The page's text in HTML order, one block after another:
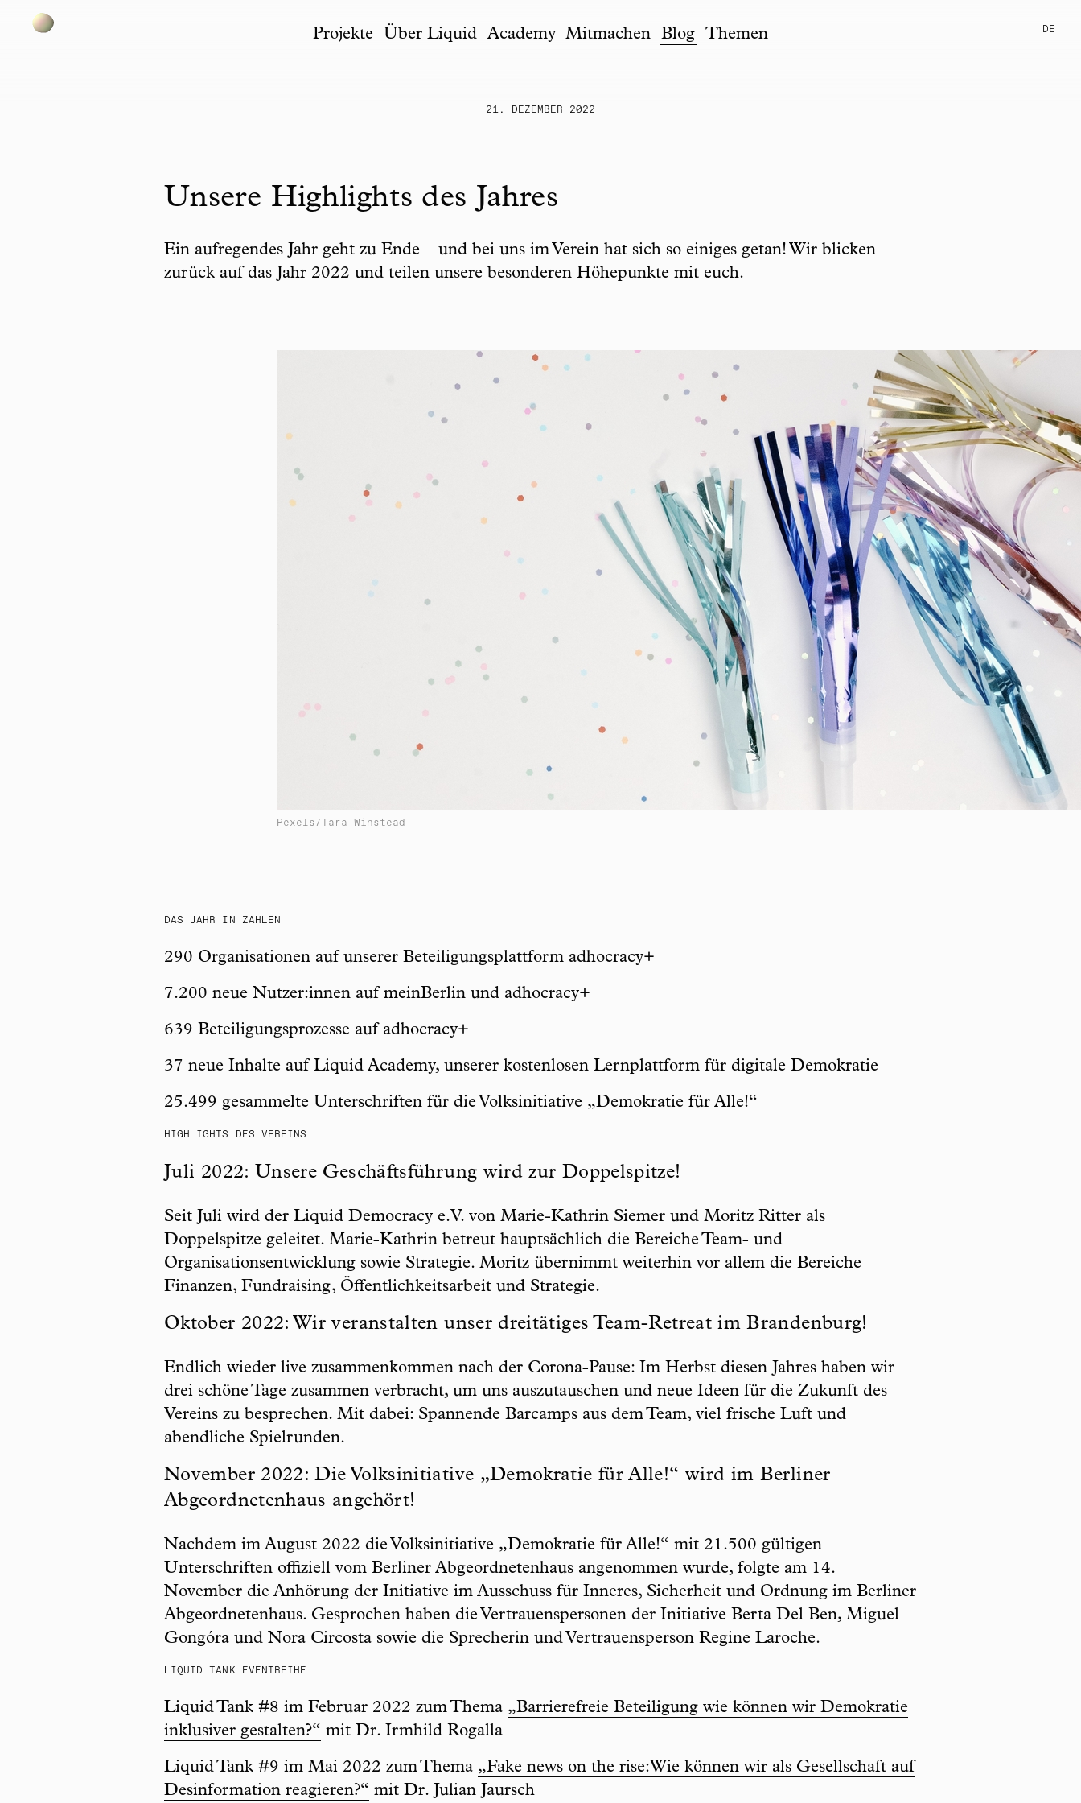
Projekte Über Liquid Academy Mitmachen Blog Themen DE
21. DEZEMBER 2022
Unsere Highlights des Jahres
Ein aufregendes Jahr geht zu Ende – und bei uns im Verein hat sich so einiges getan! Wir blicken
zurück auf das Jahr 2022 und teilen unsere besonderen Höhepunkte mit euch.
Pexels/Tara Winstead
DAS JAHR IN ZAHLEN
290 Organisationen auf unserer Beteiligungsplattform adhocracy+
7.200 neue Nutzer:innen auf meinBerlin und adhocracy+
639 Beteiligungsprozesse auf adhocracy+
37 neue Inhalte auf Liquid Academy, unserer kostenlosen Lernplattform für digitale Demokratie
25.499 gesammelte Unterschriften für die Volksinitiative „Demokratie für Alle!“
HIGHLIGHTS DES VEREINS
Juli 2022: Unsere Geschäftsführung wird zur Doppelspitze!
Seit Juli wird der Liquid Democracy e.V. von Marie-Kathrin Siemer und Moritz Ritter als
Doppelspitze geleitet. Marie-Kathrin betreut hauptsächlich die Bereiche Team- und
Organisationsentwicklung sowie Strategie. Moritz übernimmt weiterhin vor allem die Bereiche
Finanzen, Fundraising, Öffentlichkeitsarbeit und Strategie.
Oktober 2022: Wir veranstalten unser dreitätiges Team-Retreat im Brandenburg!
Endlich wieder live zusammenkommen nach der Corona-Pause: Im Herbst diesen Jahres haben wir
drei schöne Tage zusammen verbracht, um uns auszutauschen und neue Ideen für die Zukunft des
Vereins zu besprechen. Mit dabei: Spannende Barcamps aus dem Team, viel frische Luft und
abendliche Spielrunden.
November 2022: Die Volksinitiative „Demokratie für Alle!“ wird im Berliner
Abgeordnetenhaus angehört!
Nachdem im August 2022 die Volksinitiative „Demokratie für Alle!“ mit 21.500 gültigen
Unterschriften offiziell vom Berliner Abgeordnetenhaus angenommen wurde, folgte am 14.
November die Anhörung der Initiative im Ausschuss für Inneres, Sicherheit und Ordnung im Berliner
Abgeordnetenhaus. Gesprochen haben die Vertrauenspersonen der Initiative Berta Del Ben, Miguel
Gongóra und Nora Circosta sowie die Sprecherin und Vertrauensperson Regine Laroche.
LIQUID TANK EVENTREIHE
Liquid Tank #8 im Februar 2022 zum Thema „Barrierefreie Beteiligung wie können wir Demokratie
inklusiver gestalten?“ mit Dr. Irmhild Rogalla
Liquid Tank #9 im Mai 2022 zum Thema „Fake news on the rise:Wie können wir als Gesellschaft auf
Desinformation reagieren?“ mit Dr. Julian Jaursch